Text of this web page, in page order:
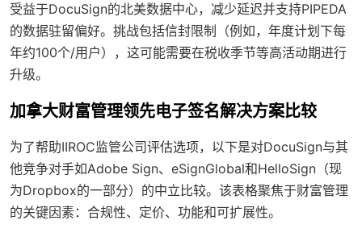
受益于DocuSign的北美数据中心，减少延迟并支持PIPEDA
的数据驻留偏好。挑战包括信封限制（例如，年度计划下每
年约100个/用户），这可能需要在税收季节等高活动期进行
升级。
加拿大财富管理领先电子签名解决方案比较
为了帮助IIROC监管公司评估选项，以下是对DocuSign与其
他竞争对手如Adobe Sign、eSignGlobal和HelloSign（现
为Dropbox的一部分）的中立比较。该表格聚焦于财富管理
的关键因素：合规性、定价、功能和可扩展性。